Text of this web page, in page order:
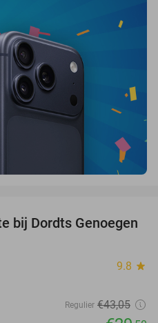
31%
bij Dordts Genoegen
9.8 star
Regulier €43,05